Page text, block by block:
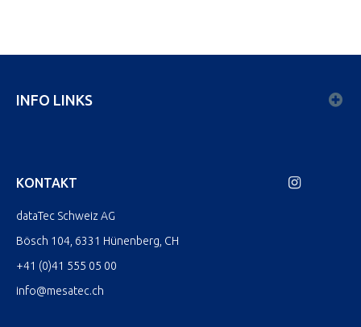
INFO LINKS
KONTAKT
dataTec Schweiz AG
Bösch 104, 6331 Hünenberg, CH
+41 (0)41 555 05 00
info@mesatec.ch